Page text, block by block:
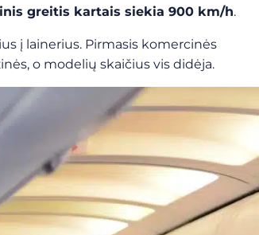
greitis kartais siekia 900 km/h.
į lainerius. Pirmasis komercinės
o modelių skaičius vis didėja.